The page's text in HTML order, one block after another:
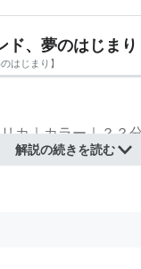
ド、夢のはじまり
はじまり 】
カ｜カラー｜？？
？？｜MPAA: ??
解説の続きを読む